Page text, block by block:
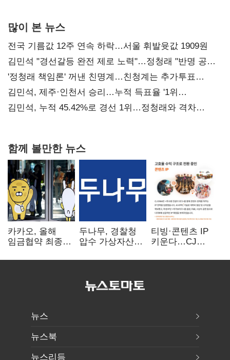
많이 본 뉴스
전국 기름값 12주 연속 하락…서울 휘발윳값 1909원
김민석 "경선갈등 완전 제로 노력"…정청래 "반명 공세
사과부터"
'정청래 책임론' 꺼낸 친명계…친청계는 추가투표
때리기
김민석, 제주·인천서 승리…누적 득표율 '1위
탈환'(종합)
김민석, 누적 45.42%로 경선 1위…정청래와 격차
함께 볼만한 뉴스
카카오, 올해
임금협약 최종
인상·격려금
두나무, 경찰청
압수 가상자산
커스터디 사업
티빙·콘텐츠 IP
키운다…CJ
글로벌 확장 가속
뉴스
뉴스북
뉴스리듬